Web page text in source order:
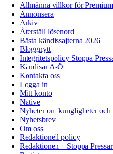
Allmänna villkor för Premium
Annonsera
Arkiv
Återställ lösenord
Bästa kändissajterna 2026
Bloggnytt
Integritetspolicy Stoppa
Kändisar A-Ö
Kontakta oss
Logga in
Mitt konto
Native
Nyheter om kungligheter och
Nyhetsbrev
Om oss
Redaktionell policy
Redaktionen – Stoppa